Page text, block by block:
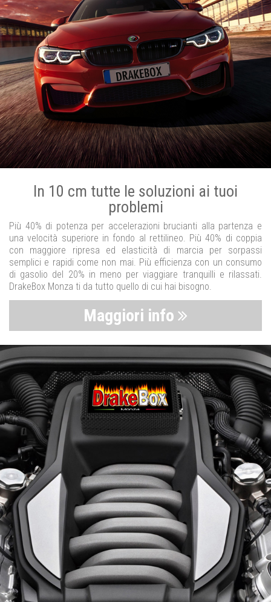
In 10 cm tutte le soluzioni ai tuoi
problemi
Più 40% di potenza per accelerazioni brucianti alla partenza e
una velocità superiore in fondo al rettilineo. Più 40% di coppia
con maggiore ripresa ed elasticità di marcia per sorpassi
semplici e rapidi come non mai. Più efficienza con un consumo
di gasolio del 20% in meno per viaggiare tranquilli e rilassati.
DrakeBox Monza ti da tutto quello di cui hai bisogno.
Maggiori info